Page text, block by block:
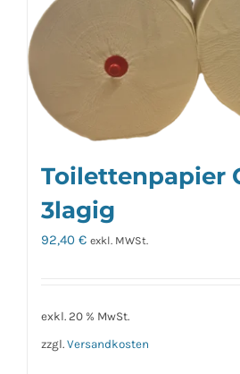
Toilettenpapier
3lagig
92,40 € exkl. MWSt.
exkl. 20 % MwSt.
zzgl. Versandkosten